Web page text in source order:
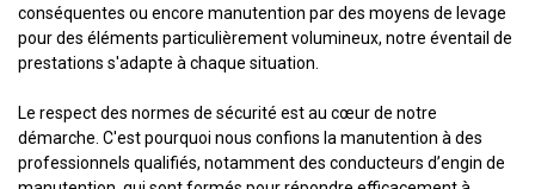
conséquentes ou encore manutention par des moyens de levage
pour des éléments particulièrement volumineux, notre éventail de
prestations s'adapte à chaque situation.
Le respect des normes de sécurité est au cœur de notre
démarche. C'est pourquoi nous confions la manutention à des
professionnels qualifiés, notamment des conducteurs d’engin de